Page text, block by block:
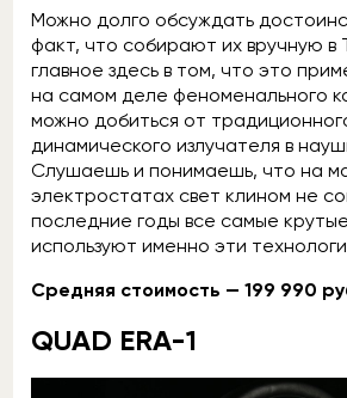
Можно долго обсуждать
факт, что собирают их вручную в
главное здесь в том, что это
на самом деле феноменального
можно добиться от
динамического излучателя в
Слушаешь и понимаешь, что на
электростатах свет клином не
последние годы все самые
используют именно эти
Средняя стоимость — 199 990
QUAD ERA-1